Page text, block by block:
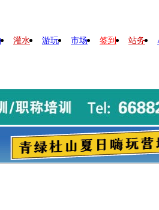
灌水 游玩 市场 签到 站务